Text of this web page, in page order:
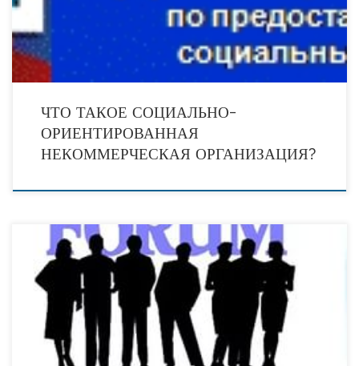
ЧТО ТАКОЕ СОЦИАЛЬНО-
ОРИЕНТИРОВАННАЯ
НЕКОММЕРЧЕСКАЯ ОРГАНИЗАЦИЯ?
8 ноября 2016 г. в г. Ростов-на-Дону (ул. Пушкинская, д. 175 а, Донская
государственная публичная библиотека) состоится Региональный социальный
форум «Социально-ориентированные некоммерческие организации —
современный